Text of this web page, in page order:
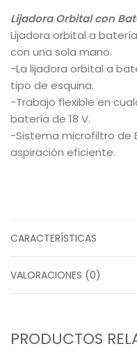
Lijadora Orbital con
Lijadora orbital a
con una sola mano.
-La lijadora orbital a
tipo de esquina.
-Trabajo flexible en
batería de 18 V.
-Sistema microfiltro de
aspiración eficiente.
CARACTERÍSTICAS
VALORACIONES (0)
PRODUCTOS